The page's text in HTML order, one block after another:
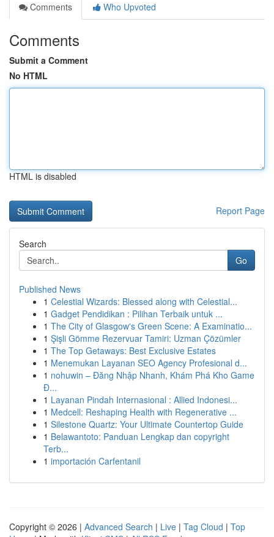
Comments
Who Upvoted
Comments
Submit a Comment
No HTML
HTML is disabled
Report Page
Search
Go
Published News
1 Celestial Wizards: Blessed along with Celestial...
1 Gadget Pendidikan : Pilihan Terbaik untuk ...
1 The City of Glasgow's Green Scene: A Examinatio...
1 Şişli Gömme Rezervuar Tamiri: Uzman Çözümler
1 The Top Getaways: Best Exclusive Estates
1 Menemukan Layanan SEO Agency Profesional d...
1 nohuwin – Đăng Nhập Nhanh, Khám Phá Kho Game
Đ...
1 Layanan Pindah Internasional : Allied Indonesi...
1 Medcell: Reshaping Health with Regenerative ...
1 Silestone Quartz: Your Ultimate Countertop Guide
1 Belawantoto: Panduan Lengkap dan copyright
Terb...
1 importación Carfentanil
Copyright © 2026 | Advanced Search | Live | Tag Cloud | Top